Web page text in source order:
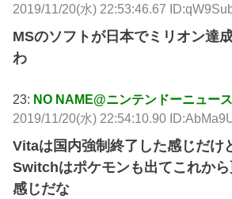
2019/11/20(水) 22:53:46.67
MSのソフトが日本でミリオン達
わ
23: NO NAME@ニンテンドーニュー
2019/11/20(水) 22:54:10.90
Vitaは国内強制終了した感じだけ
Switchはポケモンも出てこれか
感じだな